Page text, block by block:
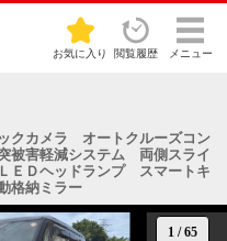
お気に入り 閲覧履歴 メニュー
カメラ オートクルーズコン
被害軽減システム 両側スライ
ＥＤヘッドランプ スマートキ
格納ミラー
1 /65